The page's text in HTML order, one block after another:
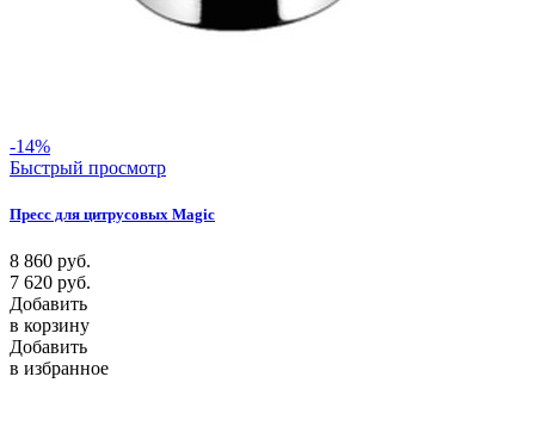
-14%
Быстрый просмотр
Пресс для цитрусовых Magic
8 860 руб.
7 620 руб.
Добавить
в корзину
Добавить
в избранное